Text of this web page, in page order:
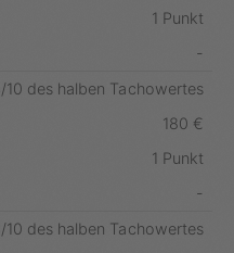
1 Punkt
-
10 des halben Tachowertes
180 €
1 Punkt
-
10 des halben Tachowertes